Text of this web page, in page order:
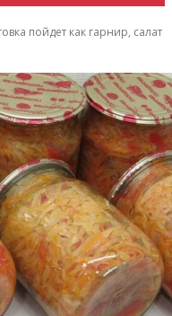
пойдет как гарнир, салат